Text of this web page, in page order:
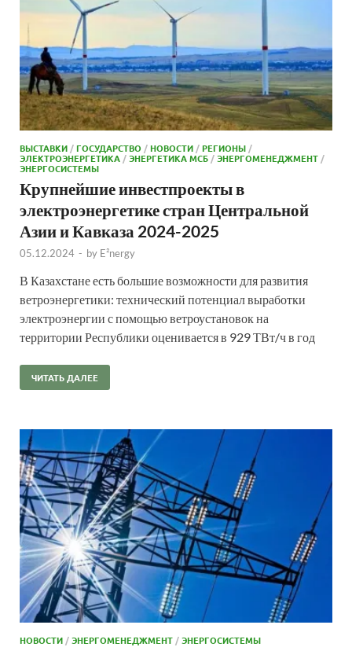
ВЫСТАВКИ /ГОСУДАРСТВО /НОВОСТИ /РЕГИОНЫ /
ЭЛЕКТРОЭНЕРГЕТИКА /ЭНЕРГЕТИКА МСБ /ЭНЕРГОМЕНЕДЖМЕНТ /
ЭНЕРГОСИСТЕМЫ
Крупнейшие инвестпроекты в
электроэнергетике стран Центральной
Азии и Кавказа 2024-2025
05.12.2024 - by E²nergy
В Казахстане есть большие возможности для развития
ветроэнергетики: технический потенциал выработки
электроэнергии с помощью ветроустановок на
территории Республики оценивается в 929 ТВт/ч в год
ЧИТАТЬ ДАЛЕЕ
НОВОСТИ /ЭНЕРГОМЕНЕДЖМЕНТ /ЭНЕРГОСИСТЕМЫ